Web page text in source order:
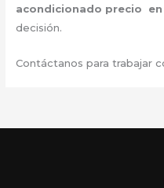
acondicionado precio
decisión.
Contáctanos para trabajar